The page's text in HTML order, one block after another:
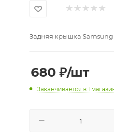
Задняя крышка Samsung
680 ₽/шт
Заканчивается в 1